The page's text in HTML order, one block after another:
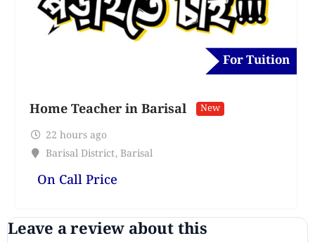
For Tuition
Home Teacher in Barisal New
22 hours ago
Barisal District, Barisal
On Call Price
Leave a review about this